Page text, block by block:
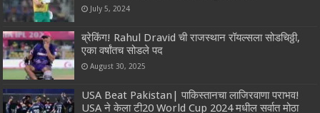
July 5, 2024
ब्रेकिंग! Rahul Dravid ची राजस्थान रॉयल्सला सोडचिठ्ठी,
एका वर्षांतच सोडले पद
August 30, 2025
USA Beat Pakistan| पाकिस्तानचा लाजिरवाणा पराभव!
USA ने केला टी20 World Cup 2024 मधील सर्वात मोठा